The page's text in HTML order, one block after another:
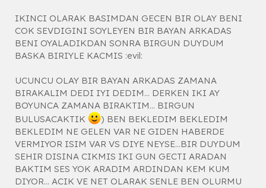
IKINCI OLARAK BASIMDAN GECEN BIR OLAY BENI
COK SEVDIGINI SOYLEYEN BIR BAYAN ARKADAS
BENI OYALADIKDAN SONRA BIRGUN DUYDUM
BASKA BIRIYLE KACMIS :evil:
UCUNCU OLAY BIR BAYAN ARKADAS ZAMANA
BIRAKALIM DEDI IYI DEDIM... DERKEN IKI AY
BOYUNCA ZAMANA BIRAKTIM... BIRGUN
BULUSACAKTIK
) BEN BEKLEDIM BEKLEDIM
BEKLEDIM NE GELEN VAR NE GIDEN HABERDE
VERMIYOR ISIM VAR VS DIYE NEYSE...BIR DUYDUM
SEHIR DISINA CIKMIS IKI GUN GECTI ARADAN
BAKTIM SES YOK ARADIM ARDINDAN KEM KUM
DIYOR... ACIK VE NET OLARAK SENLE BEN OLURMU